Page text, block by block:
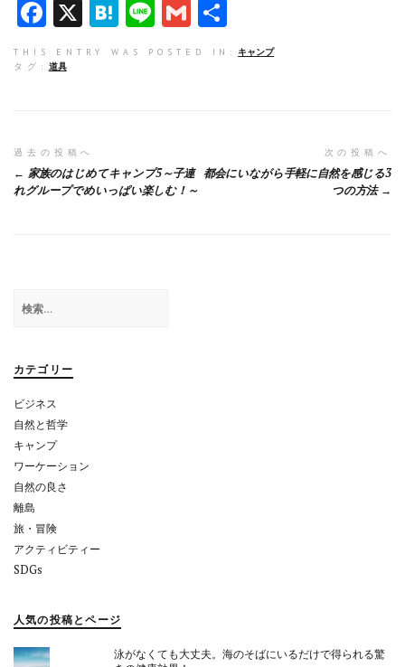
F
a
ce
o
k
X H
at
Li
n
G
m 有
THIS ENTRY WAS POSTED IN:
キャンプ
タグ: 道具
投
稿
ー
ョ
ン
過去の投稿へ
家族のはじめてキャンプ5～子連
れグループでめいっぱい楽しむ！～
次の投稿へ
都会にいながら手軽に自然を感じる3
つの方法
索:
カテゴリー
ビジネス
自然と哲学
キャンプ
ワーケーション
自然の良さ
離島
旅・冒険
アクティビティー
SDGs
人気の投稿とページ
泳がなくても大丈夫。海のそばにいるだけで得られる驚